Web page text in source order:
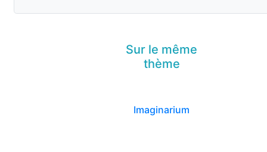
Sur le même
thème
Imaginarium